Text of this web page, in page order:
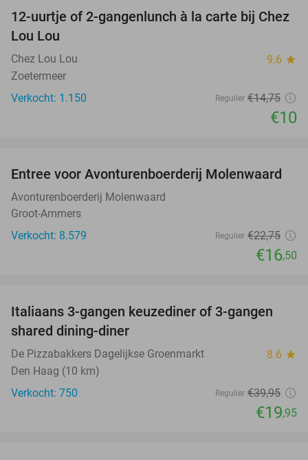
32%
12-uurtje of 2-gangenlunch à la carte bij Chez
Lou Lou
Chez Lou Lou 9.6 star
Zoetermeer
Verkocht: 1.150
Regulier €14,75
€10
27%
Entree voor Avonturenboerderij Molenwaard
Avonturenboerderij Molenwaard
Groot-Ammers
Verkocht: 8.579
Regulier €22,75
€16,50
50%
Italiaans 3-gangen keuzediner of 3-gangen
shared dining-diner
De Pizzabakkers Dagelijkse Groenmarkt 8.6 star
Den Haag (10 km)
Verkocht: 750
Regulier €39,95
€19,95